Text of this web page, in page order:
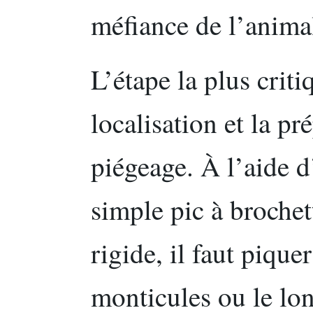
méfiance de
L’étape la plus
localisation et la
piégeage. À l’aide
simple pic à
rigide, il faut
monticules ou le